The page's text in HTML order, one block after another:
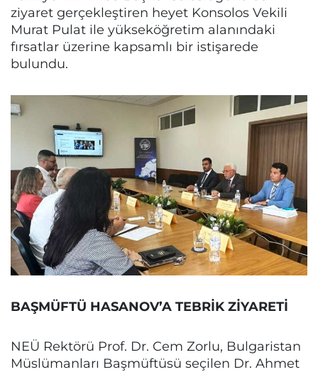
ziyaret gerçekleştiren heyet Konsolos Vekili
Murat Pulat ile yükseköğretim alanındaki
fırsatlar üzerine kapsamlı bir istişarede
bulundu.
BAŞMÜFTÜ HASANOV’A TEBRİK ZİYARETİ
NEÜ Rektörü Prof. Dr. Cem Zorlu, Bulgaristan
Müslümanları Başmüftüsü seçilen Dr. Ahmet